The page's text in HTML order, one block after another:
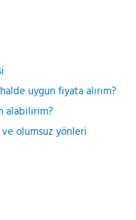
uygun fiyata alırım?
alabilirim?
ve olumsuz yönleri